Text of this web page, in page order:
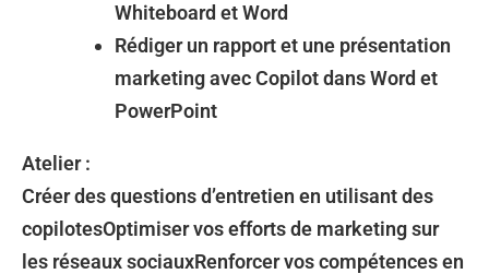
Whiteboard et Word
Rédiger un rapport et une présentation
marketing avec Copilot dans Word et
PowerPoint
Atelier :
Créer des questions d’entretien en utilisant des
copilotesOptimiser vos efforts de marketing sur
les réseaux sociauxRenforcer vos compétences en